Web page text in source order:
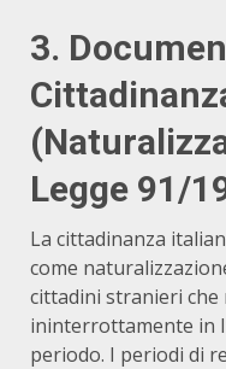
3.
Legge 91/
La cittadinanza
come
cittadini stranieri che
ininterrottamente in
periodo. I periodi di